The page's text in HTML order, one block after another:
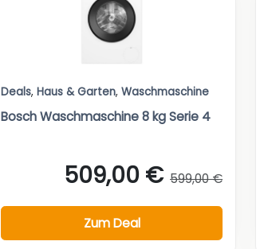
Deals, Haus & Garten, Waschmaschine
Bosch Waschmaschine 8 kg Serie 4
509,00 € 599,00 €
Zum Deal